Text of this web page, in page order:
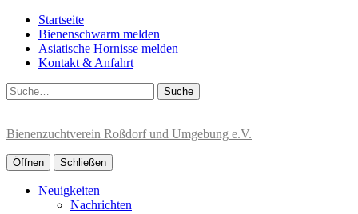
Startseite
Bienenschwarm melden
Asiatische Hornisse melden
Kontakt & Anfahrt
Suche
Bienenzuchtverein Roßdorf und Umgebung e.V.
Öffnen Schließen
Neuigkeiten
Nachrichten